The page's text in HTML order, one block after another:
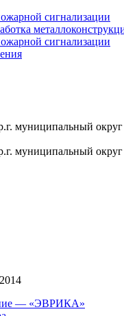
сигнализации
сигнализации
муниципальный
муниципальный
— «ЭВРИКА»